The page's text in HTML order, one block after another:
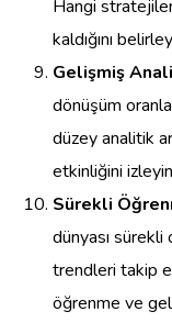
Hangi
kaldığını
Gelişmiş
dönüşüm
düzey analitik
etkinliğini
Sürekli
dünyası
trendleri takip
öğrenme ve